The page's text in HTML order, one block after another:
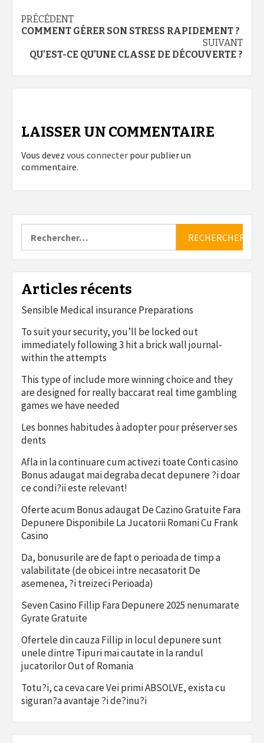
Navigation
d’article
PRÉCÉDENT
COMMENT GÉRER SON STRESS RAPIDEMENT ?
SUIVANT
QU’EST-CE QU’UNE CLASSE DE DÉCOUVERTE ?
LAISSER UN COMMENTAIRE
Vous devez vous connecter pour publier un
commentaire.
Articles récents
Sensible Medical insurance Preparations
To suit your security, you’ll be locked out
immediately following 3 hit a brick wall journal-
within the attempts
This type of include more winning choice and they
are designed for really baccarat real time gambling
games we have needed
Les bonnes habitudes à adopter pour préserver ses
dents
Afla in la continuare cum activezi toate Conti casino
Bonus adaugat mai degraba decat depunere ?i doar
ce condi?ii este relevant!
Oferte acum Bonus adaugat De Cazino Gratuite Fara
Depunere Disponibile La Jucatorii Romani Cu Frank
Casino
Da, bonusurile are de fapt o perioada de timp a
valabilitate (de obicei intre necasatorit De
asemenea, ?i treizeci Perioada)
Seven Casino Fillip Fara Depunere 2025 nenumarate
Gyrate Gratuite
Ofertele din cauza Fillip in locul depunere sunt
unele dintre Tipuri mai cautate in la randul
jucatorilor Out of Romania
Totu?i, ca ceva care Vei primi ABSOLVE, exista cu
siguran?a avantaje ?i de?inu?i